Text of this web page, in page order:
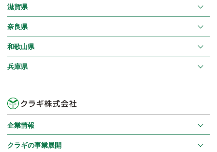
滋賀県
奈良県
和歌山県
兵庫県
企業情報
クラギの事業展開